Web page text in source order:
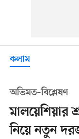
কলাম
অভিমত–বিশ্লেষণ
মালয়েশিয়ার
নিয়ে নতুন